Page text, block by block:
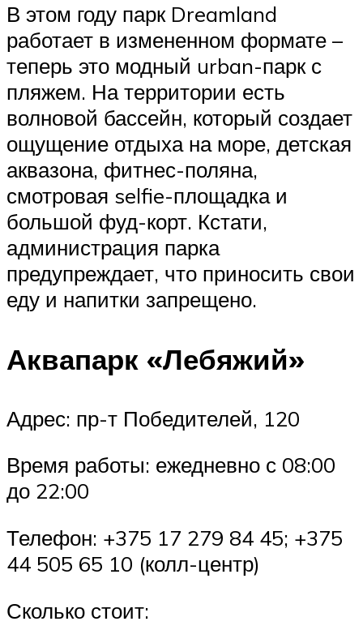
В этом году парк Dreamland
работает в измененном формате –
теперь это модный urban-парк с
пляжем. На территории есть
волновой бассейн, который создает
ощущение отдыха на море, детская
аквазона, фитнес-поляна,
смотровая selfie-площадка и
большой фуд-корт. Кстати,
администрация парка
предупреждает, что приносить свои
еду и напитки запрещено.
Аквапарк «Лебяжий»
Адрес: пр-т Победителей, 120
Время работы: ежедневно с 08:00
до 22:00
Телефон: +375 17 279 84 45; +375
44 505 65 10 (колл-центр)
Сколько стоит: